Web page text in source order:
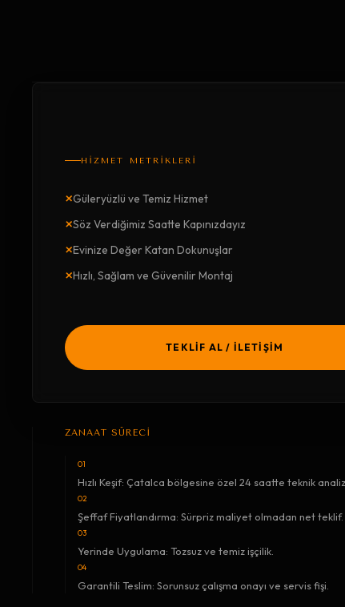
HİZMET METRİKLERİ
×Güleryüzlü ve Temiz Hizmet
×Söz Verdiğimiz Saatte Kapınızdayız
×Evinize Değer Katan Dokunuşlar
×Hızlı, Sağlam ve Güvenilir Montaj
TEKLİF AL / İLETİŞİM
ZANAAT SÜRECİ
01
Hızlı Keşif: Çatalca bölgesine özel 24 saatte teknik analiz.
02
Şeffaf Fiyatlandırma: Sürpriz maliyet olmadan net teklif.
03
Yerinde Uygulama: Tozsuz ve temiz işçilik.
04
Garantili Teslim: Sorunsuz çalışma onayı ve servis fişi.